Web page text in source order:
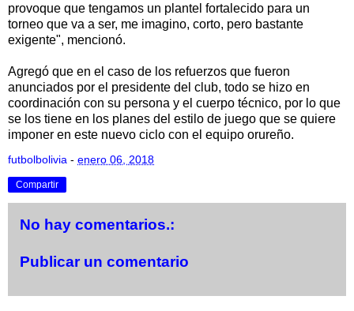
provoque que tengamos un plantel fortalecido para un
torneo que va a ser, me imagino, corto, pero bastante
exigente", mencionó.
Agregó que en el caso de los refuerzos que fueron
anunciados por el presidente del club, todo se hizo en
coordinación con su persona y el cuerpo técnico, por lo que
se los tiene en los planes del estilo de juego que se quiere
imponer en este nuevo ciclo con el equipo orureño.
futbolbolivia - enero 06, 2018
Compartir
No hay comentarios.:
Publicar un comentario